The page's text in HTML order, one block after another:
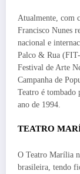
Atualmente, com
Francisco Nunes
nacional e
Palco & Rua
Festival de Arte
Campanha de
Teatro é
ano de 1994.
TEATRO
O Teatro Marília
brasileira, tendo